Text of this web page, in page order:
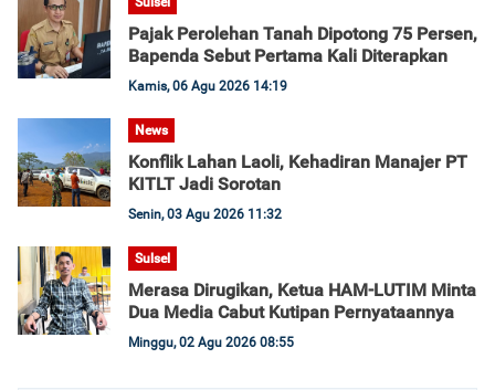
Pajak Perolehan Tanah Dipotong 75 Persen,
Bapenda Sebut Pertama Kali Diterapkan
Kamis, 06 Agu 2026 14:19
News
Konflik Lahan Laoli, Kehadiran Manajer PT
KITLT Jadi Sorotan
Senin, 03 Agu 2026 11:32
Sulsel
Merasa Dirugikan, Ketua HAM-LUTIM Minta
Dua Media Cabut Kutipan Pernyataannya
Minggu, 02 Agu 2026 08:55